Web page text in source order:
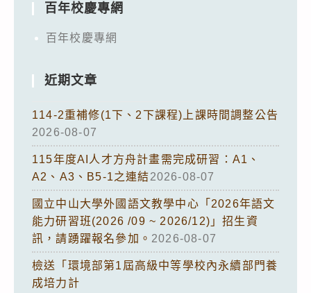
百年校慶專網
百年校慶專網
近期文章
114-2重補修(1下、2下課程)上課時間調整公告
2026-08-07
115年度AI人才方舟計畫需完成研習：A1、
A2、A3、B5-1之連結2026-08-07
國立中山大學外國語文教學中心「2026年語文
能力研習班(2026 /09 ~ 2026/12)」招生資
訊，請踴躍報名參加。 2026-08-07
檢送「環境部第1屆高級中等學校內永續部門養
成培力計